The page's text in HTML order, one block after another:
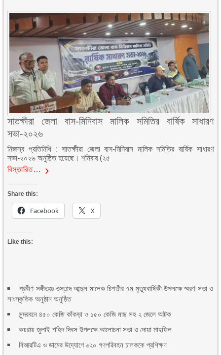
সাতক্ষীরা জেলা বাস-মিনিবাস মালিক সমিতির বার্ষিক সাধারণ
সভা-২০২৬
নিজস্ব প্রতিনিধি : সাতক্ষীরা জেলা বাস-মিনিবাস মালিক সমিতির বার্ষিক সাধারণ
সভা-২০২৬ অনুষ্ঠিত হয়েছে। শনিবার (২৫
বিস্তারিত…
Share this:
Facebook X
Like this:
প্রবীণ সঙ্গীতজ্ঞ ওস্তাদ আব্দুল মালেক চিশতীর ৭ম মৃত্যুবার্ষিকী উপলক্ষে স্মরণ সভা ও
সাংস্কৃতিক অনুষ্ঠান অনুষ্ঠিত
সুন্দরবনে ৪৫০ কেজি কাঁকড়া ও ১৫০ কেজি মাছ সহ ২ জেলে আটক
কয়রায় জুলাই শহিদ দিবস উপলক্ষে আলোচনা সভা ও দোয়া মাহফিল
বিআরটিএ ও ডামের উদ্যোগে ৬২০ গণপরিবহন চালককে প্রশিক্ষণ